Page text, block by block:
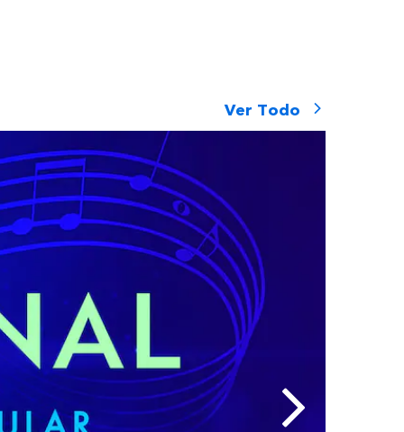
Ver Todo